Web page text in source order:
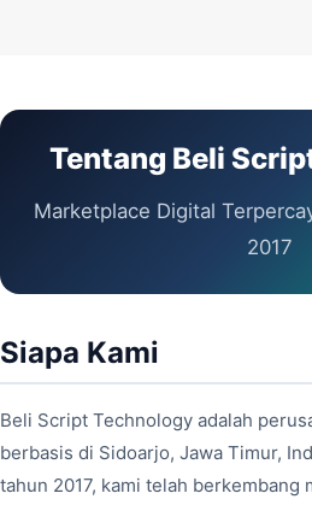
Tentang Beli
Marketplace Digital
2017
Siapa Kami
Beli Script Technology adalah
berbasis di Sidoarjo, Jawa Timur,
tahun 2017, kami telah berkembang